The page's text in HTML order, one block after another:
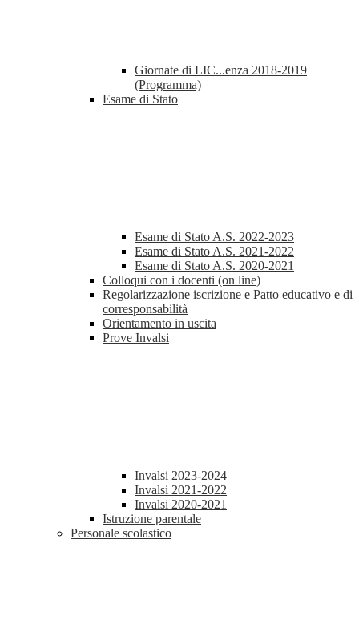
Giornate di LIC...enza 2018-2019
(Programma)
Esame di Stato
Esame di Stato A.S. 2022-2023
Esame di Stato A.S. 2021-2022
Esame di Stato A.S. 2020-2021
Colloqui con i docenti (on line)
Regolarizzazione iscrizione e Patto educativo e di
corresponsabilità
Orientamento in uscita
Prove Invalsi
Invalsi 2023-2024
Invalsi 2021-2022
Invalsi 2020-2021
Istruzione parentale
Personale scolastico